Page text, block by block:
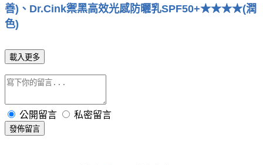
善)、Dr.Cink禦黑高效光感防曬乳SPF50+★★★★(潤
色)
載入更多
公開留言 私密留言
發佈留言